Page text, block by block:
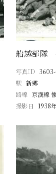
船越部隊
写真ID
駅 新郷
路線 京漢線
撮影日
1938